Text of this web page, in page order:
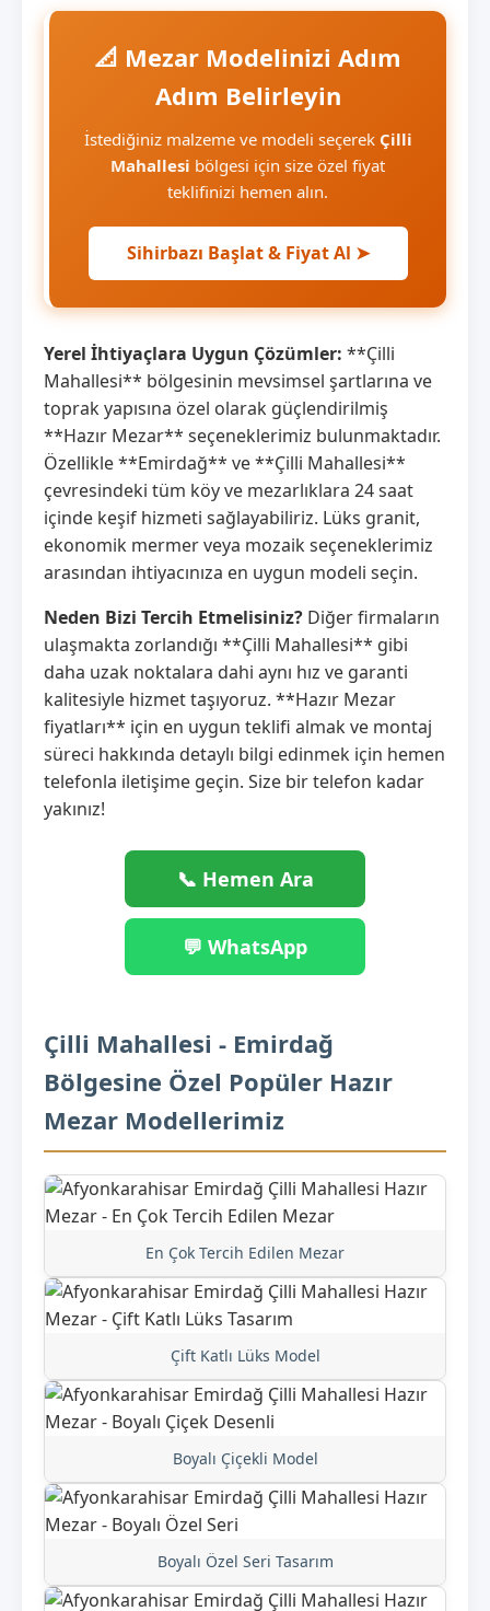
📐 Mezar Modelinizi Adım
Adım Belirleyin
İstediğiniz malzeme ve modeli seçerek Çilli
Mahallesi bölgesi için size özel fiyat
teklifinizi hemen alın.
Sihirbazı Başlat & Fiyat Al ➤
Yerel İhtiyaçlara Uygun Çözümler: **Çilli
Mahallesi** bölgesinin mevsimsel şartlarına ve
toprak yapısına özel olarak güçlendirilmiş
**Hazır Mezar** seçeneklerimiz bulunmaktadır.
Özellikle **Emirdağ** ve **Çilli Mahallesi**
çevresindeki tüm köy ve mezarlıklara 24 saat
içinde keşif hizmeti sağlayabiliriz. Lüks granit,
ekonomik mermer veya mozaik seçeneklerimiz
arasından ihtiyacınıza en uygun modeli seçin.
Neden Bizi Tercih Etmelisiniz? Diğer firmaların
ulaşmakta zorlandığı **Çilli Mahallesi** gibi
daha uzak noktalara dahi aynı hız ve garanti
kalitesiyle hizmet taşıyoruz. **Hazır Mezar
fiyatları** için en uygun teklifi almak ve montaj
süreci hakkında detaylı bilgi edinmek için hemen
telefonla iletişime geçin. Size bir telefon kadar
yakınız!
📞 Hemen Ara
💬 WhatsApp
Çilli Mahallesi - Emirdağ
Bölgesine Özel Popüler Hazır
Mezar Modellerimiz
En Çok Tercih Edilen Mezar
Çift Katlı Lüks Model
Boyalı Çiçekli Model
Boyalı Özel Seri Tasarım